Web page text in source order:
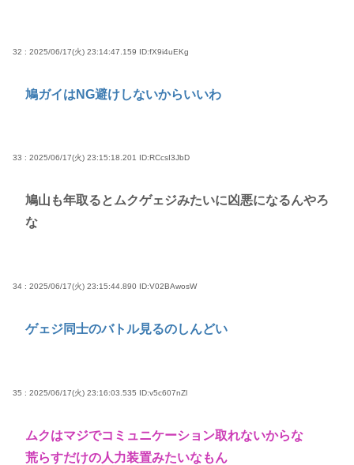
32 : 2025/06/17(火) 23:14:47.159 ID:fX9i4uEKg
鳩ガイはNG避けしないからいいわ
33 : 2025/06/17(火) 23:15:18.201 ID:RCcsI3JbD
鳩山も年取るとムクゲェジみたいに凶悪になるんやろ
な
34 : 2025/06/17(火) 23:15:44.890 ID:V02BAwosW
ゲェジ同士のバトル見るのしんどい
35 : 2025/06/17(火) 23:16:03.535 ID:v5c607nZl
ムクはマジでコミュニケーション取れないからな
荒らすだけの人力装置みたいなもん